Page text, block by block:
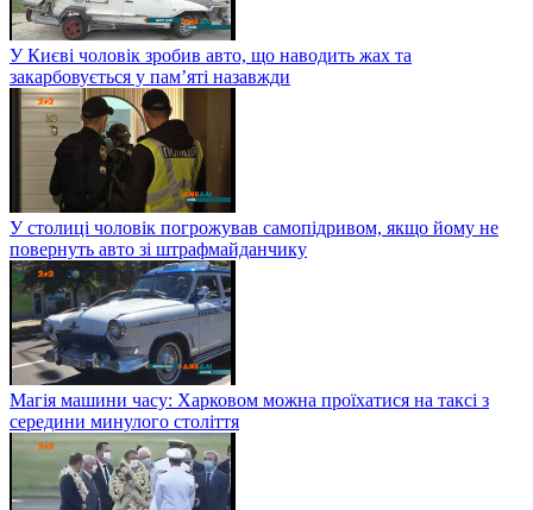
У Києві чоловік зробив авто, що наводить жах та
закарбовується у пам’яті назавжди
У столиці чоловік погрожував самопідривом, якщо йому не
повернуть авто зі штрафмайданчику
Магія машини часу: Харковом можна проїхатися на таксі з
середини минулого століття